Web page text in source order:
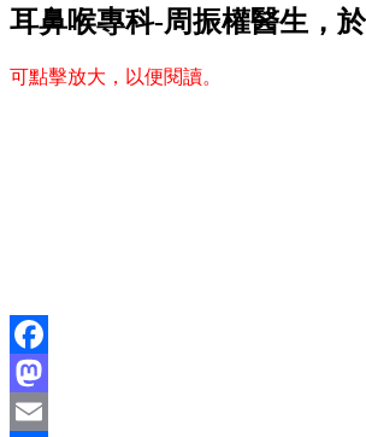
耳鼻喉專科-周振權醫生，
可點擊放大，以便閱讀。
Facebook
Mastodon